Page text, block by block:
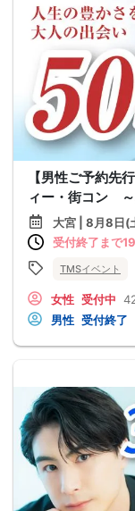
【男性ご予約先
ィー・街コン
大宮 | 8月8日(
受付終了まで
TMSイベント
女性 受付中
男性 受付終了